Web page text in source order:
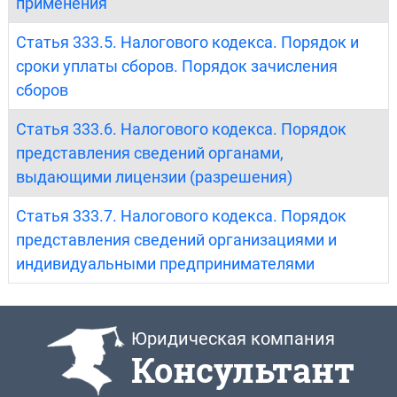
Статья 333.5. Налогового кодекса. Порядок и
сроки уплаты сборов. Порядок зачисления
сборов
Статья 333.6. Налогового кодекса. Порядок
представления сведений органами,
выдающими лицензии (разрешения)
Статья 333.7. Налогового кодекса. Порядок
представления сведений организациями и
индивидуальными предпринимателями
Юридическая компания
Консультант